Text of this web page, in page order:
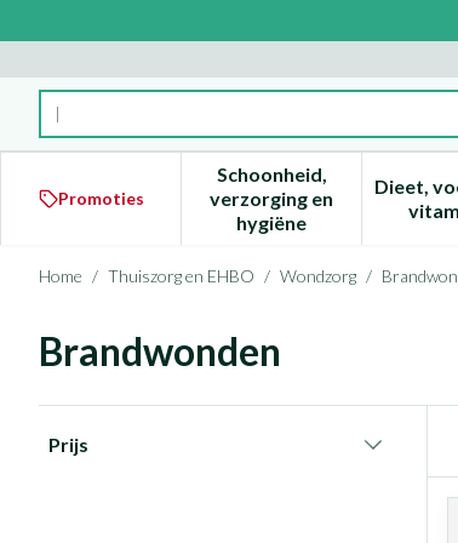
Product, merk, categorie...
Promoties
Schoonheid,
verzorging en
hygiëne
Toon submenu voor
Dieet,
Home / Thuiszorg en EHBO / Wondzorg /
Brandwonden
Prijs